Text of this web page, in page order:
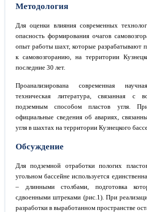
Методология
Для оценки влияния современных
опасность формирования очагов
опыт работы шахт, которые разрабатывают
к самовозгоранию, на территории
последние 30 лет.
Проанализирована современная
техническая литература, связанная с
подземным способом пластов угля.
официальные сведения об авариях,
угля в шахтах на территории Кузнецкого
Обсуждение
Для подземной отработки пологих
угольном бассейне используется
– длинными столбами, подготовка
сдвоенными штреками (рис.1). При
разработки в выработанном пространстве